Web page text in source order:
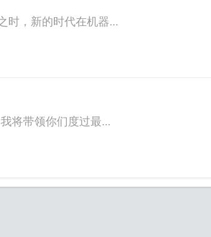
时，新的时代在机器...
将带领你们度过最...